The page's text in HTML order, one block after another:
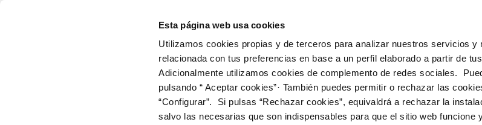
Esta página web usa cookies
Utilizamos cookies propias y de terceros para analizar nuestros servicios y
relacionada con tus preferencias en base a un perfil elaborado a partir de
Adicionalmente utilizamos cookies de complemento de redes sociales.
pulsando “ Aceptar cookies”· También puedes permitir o rechazar las
“Configurar”. Si pulsas “Rechazar cookies”, equivaldrá a rechazar la
salvo las necesarias que son indispensables para que el sitio web funcione
EMPRESA Y ORGANIZACIÓN
INFORMACIÓN ECONÓMICA Y
ESTADÍSTICA
CONTRATOS Y
SUBVENCIONES
ACCESIBILIDAD